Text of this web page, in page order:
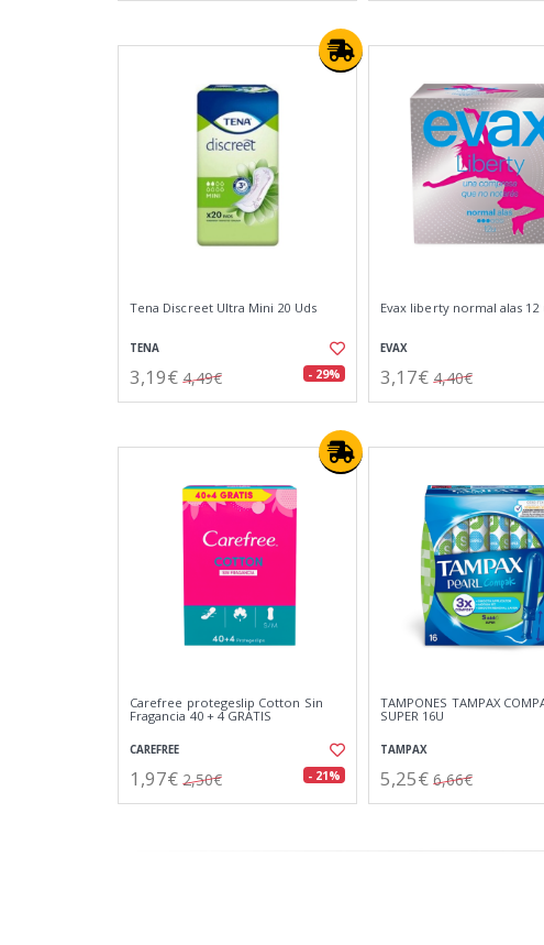
Tena Discreet Ultra Mini 20 Uds
TENA
3,19€ 4,49€ - 29%
Evax liberty normal alas 12
EVAX
3,17€ 4,40€
Carefree protegeslip Cotton Sin
Fragancia 40 + 4 GRATIS
CAREFREE
1,97€ 2,50€ - 21%
TAMPONES TAMPAX
SUPER 16U
TAMPAX
5,25€ 6,66€